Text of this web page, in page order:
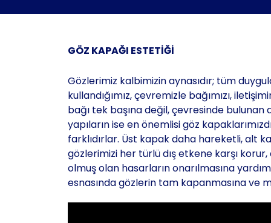
GÖZ KAPAĞI ESTETİĞİ
Gözlerimiz kalbimizin aynasıdır; tüm
kullandığımız, çevremizle bağımızı,
bağı tek başına değil, çevresinde
yapıların ise en önemlisi göz
farklıdırlar. Üst kapak daha hareketli, alt
gözlerimizi her türlü dış etkene karşı
olmuş olan hasarların onarılmasına
esnasında gözlerin tam kapanmasına ve